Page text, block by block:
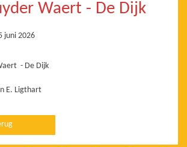
Waert - De Dijk
juni 2026
- De Dijk
E. Ligthart